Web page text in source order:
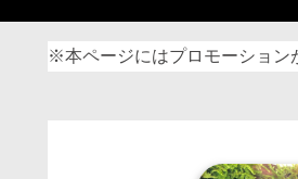
※本ページにはプロモーション